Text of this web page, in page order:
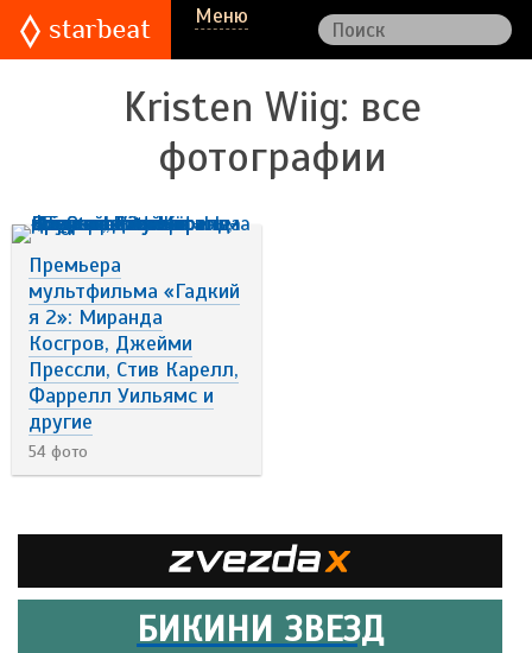
Меню
Kristen Wiig: все
фотографии
Премьера
мультфильма «Гадкий
я 2»: Миранда
Косгров, Джейми
Прессли, Стив Карелл,
Фаррелл Уильямс и
другие
54 фото
БИКИНИ ЗВЕЗД